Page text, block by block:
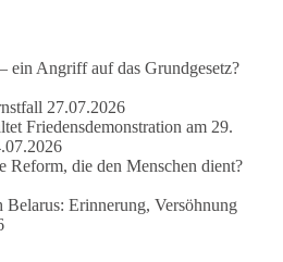
auf das Grundgesetz?
diskutieren die Teilnehmer das
und Grundgesetz.
ein Angriff auf das Grundgesetz?
27.07.2026
Friedensdemonstration am 29.
Reform, die den Menschen dient?
Belarus: Erinnerung, Versöhnung